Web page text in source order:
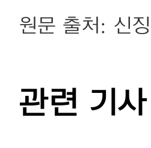
원문 출처: 신
관련 기사